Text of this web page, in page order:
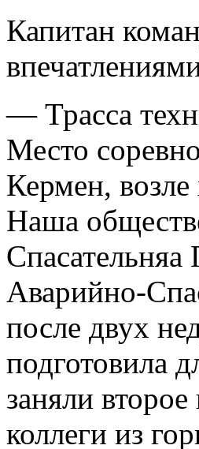
Капитан
— Трасса
Место
Кермен,
Наша
Аварийно-
после двух
подготовила
заняли
коллеги из